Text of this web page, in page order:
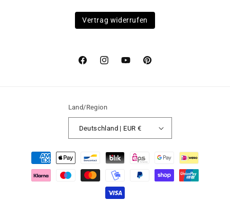
Vertrag widerrufen
FacebookInstagramYouTubePinterest
Land/Region
Deutschland | EUR €
Zahlungsmethoden